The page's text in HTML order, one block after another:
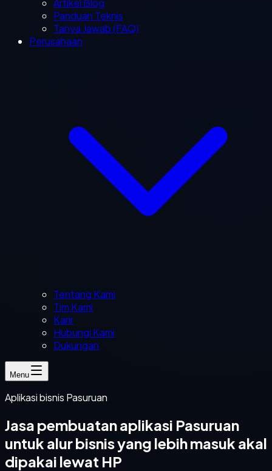
Artikel Blog
Panduan Teknis
Tanya Jawab (FAQ)
Perusahaan
Tentang Kami
Tim Kami
Karir
Hubungi Kami
Dukungan
Menu
Aplikasi bisnis Pasuruan
Jasa pembuatan aplikasi Pasuruan
untuk alur bisnis yang lebih masuk akal
dipakai lewat HP